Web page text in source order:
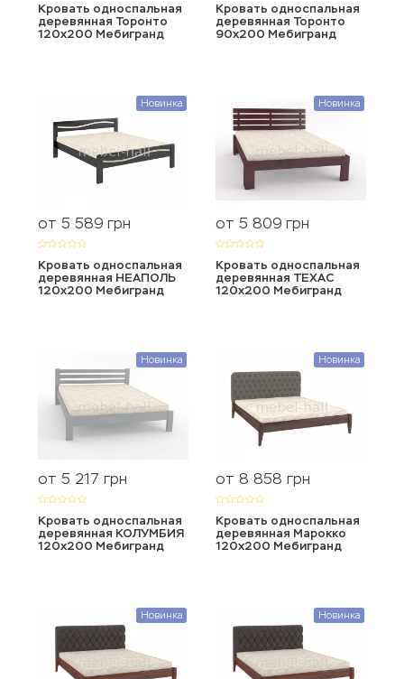
Кровать односпальная
деревянная Торонто
120х200 Мебигранд
Кровать односпальная
деревянная Торонто
90х200 Мебигранд
Новинка
от 5 589 грн
Кровать односпальная
деревянная НЕАПОЛЬ
120х200 Мебигранд
Новинка
от 5 809 грн
Кровать односпальная
деревянная ТЕХАС
120х200 Мебигранд
Новинка
от 5 217 грн
Кровать односпальная
деревянная КОЛУМБИЯ
120х200 Мебигранд
Новинка
от 8 858 грн
Кровать односпальная
деревянная Марокко
120х200 Мебигранд
Новинка Новинка